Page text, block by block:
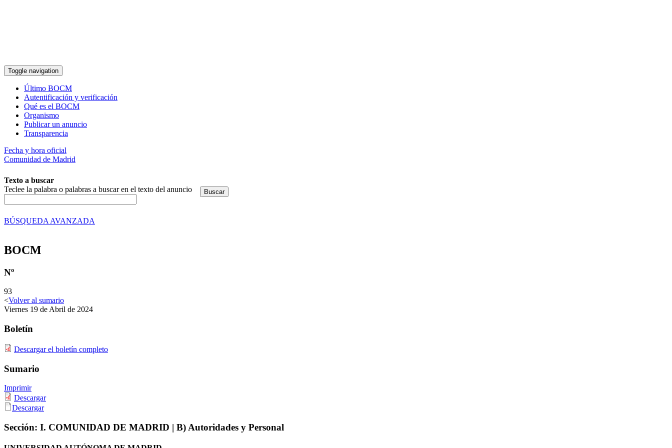
Toggle navigation
Último BOCM
Autentificación y verificación
Qué es el BOCM
Organismo
Publicar un anuncio
Transparencia
Fecha y hora oficial
Comunidad de Madrid
Texto a buscar
Teclee la palabra o palabras a buscar en el texto del anuncio
Buscar
BÚSQUEDA AVANZADA
BOCM
Nº
93
<Volver al sumario
Viernes 19 de Abril de 2024
Boletín
Descargar el boletín completo
Sumario
Imprimir
Descargar
Descargar
Sección: I. COMUNIDAD DE MADRID | B) Autoridades y Personal